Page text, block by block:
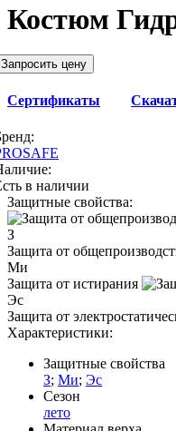
Костюм
Запросить цену
Сертификаты
в наличии
Защитные свойства:
З
Защита от
Ми
Защита от истирания
Эс
Защита от
Характеристики:
Защитные свойства
З; Ми; Эс
Сезон
лето